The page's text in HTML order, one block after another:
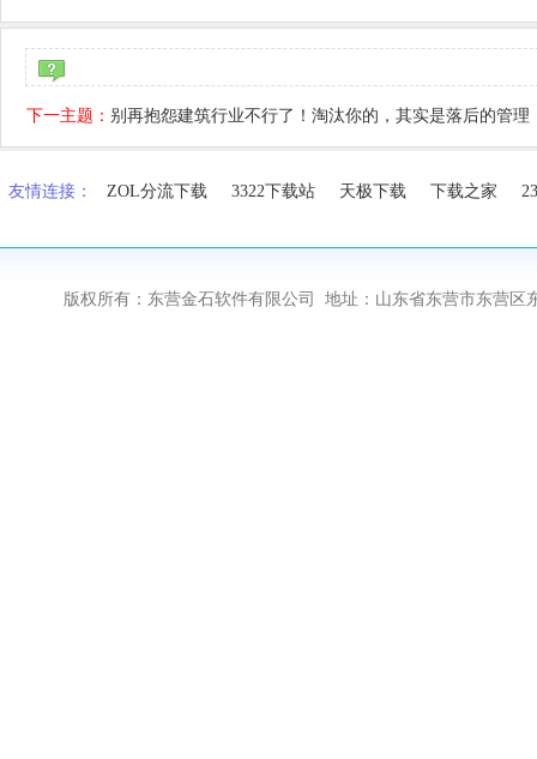
下一主题： 别再抱怨建筑行业不行了！淘汰你的，其实是落后的管理
友情连接： ZOL分流下载 3322下载站 天极下载 下载之家
版权所有：东营金石软件有限公司 地址：山东省东营市东营区